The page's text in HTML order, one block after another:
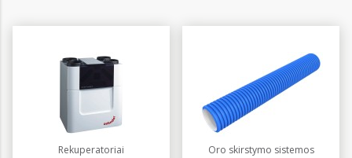
Rekuperatoriai Oro skirstymo sistemos